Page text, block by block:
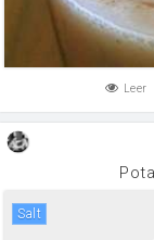
Leer
salt